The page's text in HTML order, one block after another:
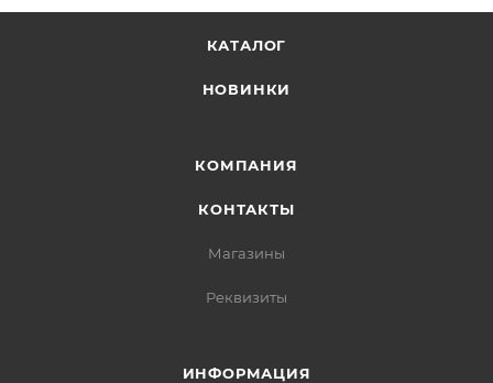
КАТАЛОГ
НОВИНКИ
КОМПАНИЯ
КОНТАКТЫ
Магазины
Реквизиты
ИНФОРМАЦИЯ